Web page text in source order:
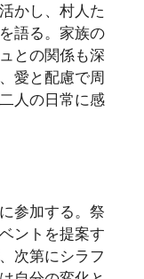
かし、村人た
語る。家族の
との関係も深
愛と配慮で周
人の日常に感
参加する。祭
ントを提案す
次第にシラフ